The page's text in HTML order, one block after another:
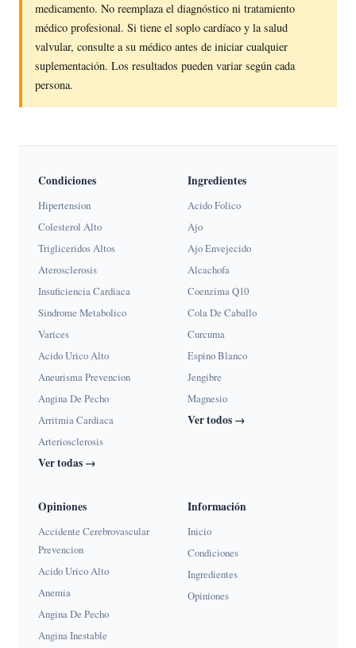
medicamento. No reemplaza el diagnóstico ni tratamiento
médico profesional. Si tiene el soplo cardíaco y la salud
valvular, consulte a su médico antes de iniciar cualquier
suplementación. Los resultados pueden variar según cada
persona.
Condiciones
Hipertension
Colesterol Alto
Trigliceridos Altos
Aterosclerosis
Insuficiencia Cardiaca
Sindrome Metabolico
Varices
Acido Urico Alto
Aneurisma Prevencion
Angina De Pecho
Arritmia Cardiaca
Arteriosclerosis
Ver todas →
Ingredientes
Acido Folico
Ajo
Ajo Envejecido
Alcachofa
Coenzima Q10
Cola De Caballo
Curcuma
Espino Blanco
Jengibre
Magnesio
Ver todos →
Opiniones
Accidente Cerebrovascular
Prevencion
Acido Urico Alto
Anemia
Angina De Pecho
Angina Inestable
Información
Inicio
Condiciones
Ingredientes
Opiniones